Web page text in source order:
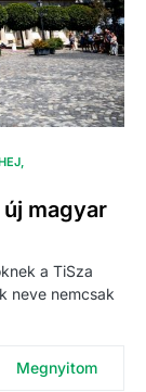
magyar
a TiSza
neve nemcsak
Megnyitom